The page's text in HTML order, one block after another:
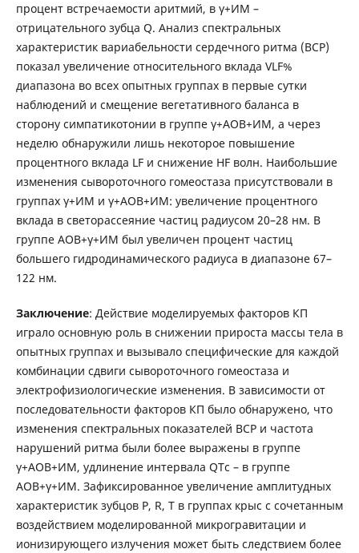
процент встречаемости аритмий, в γ+ИМ –
отрицательного зубца Q. Анализ спектральных
характеристик вариабельности сердечного ритма (ВСР)
показал увеличение относительного вклада VLF%
диапазона во всех опытных группах в первые сутки
наблюдений и смещение вегетативного баланса в
сторону симпатикотонии в группе γ+АОВ+ИМ, а через
неделю обнаружили лишь некоторое повышение
процентного вклада LF и снижение HF волн. Наибольшие
изменения сывороточного гомеостаза присутствовали в
группах γ+ИМ и γ+АОВ+ИМ: увеличение процентного
вклада в светорассеяние частиц радиусом 20–28 нм. В
группе АОВ+γ+ИМ был увеличен процент частиц
большего гидродинамического радиуса в диапазоне 67–
122 нм.
Заключение: Действие моделируемых факторов КП
играло основную роль в снижении прироста массы тела в
опытных группах и вызывало специфические для каждой
комбинации сдвиги сывороточного гомеостаза и
электрофизиологические изменения. В зависимости от
последовательности факторов КП было обнаружено, что
изменения спектральных показателей ВСР и частота
нарушений ритма были более выражены в группе
γ+АОВ+ИМ, удлинение интервала QTc – в группе
АОВ+γ+ИМ. Зафиксированное увеличение амплитудных
характеристик зубцов P, R, T в группах крыс с сочетанным
воздействием моделированной микрогравитации и
ионизирующего излучения может быть следствием более